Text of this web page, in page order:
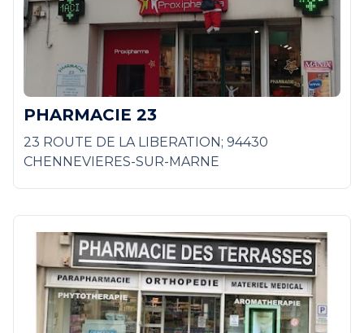
PHARMACIE 23
23 ROUTE DE LA LIBERATION; 94430
CHENNEVIERES-SUR-MARNE